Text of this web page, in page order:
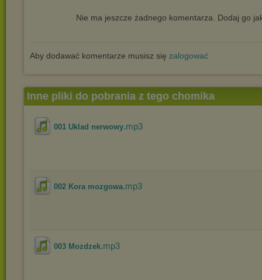
Nie ma jeszcze żadnego komentarza. Dodaj go
Aby dodawać komentarze musisz się zalogować
Inne pliki do pobrania z tego chomika
001 Uklad nerwowy.mp3
002 Kora mozgowa.mp3
003 Mozdzek.mp3